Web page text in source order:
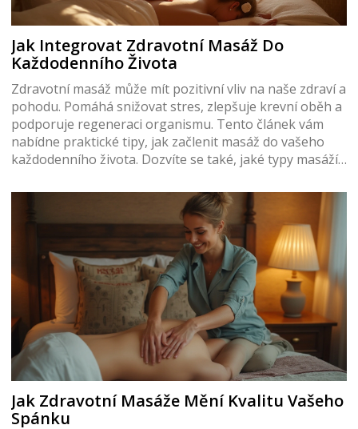
Jak Integrovat Zdravotní Masáž Do
Každodenního Života
Zdravotní masáž může mít pozitivní vliv na naše zdraví a
pohodu. Pomáhá snižovat stres, zlepšuje krevní oběh a
podporuje regeneraci organismu. Tento článek vám
nabídne praktické tipy, jak začlenit masáž do vašeho
každodenního života. Dozvíte se také, jaké typy masáží
potřeby.
Jak Zdravotní Masáže Mění Kvalitu Vašeho
Spánku